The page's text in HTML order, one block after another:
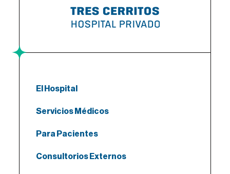
El Hospital
Servicios Médicos
Para Pacientes
Consultorios Externos